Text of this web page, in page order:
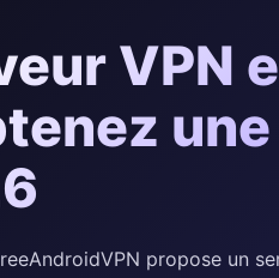
VPN
propose un